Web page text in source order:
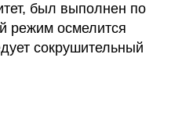
был выполнен по
режим осмелится
сокрушительный